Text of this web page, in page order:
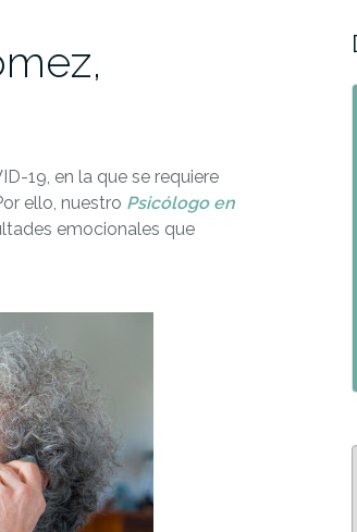
19, en la que se requiere
ello, nuestro Psicólogo en
emocionales que